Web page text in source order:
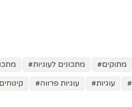
מתוקים מתכונים לעוגיות
עוגיות עוגיות פרווה